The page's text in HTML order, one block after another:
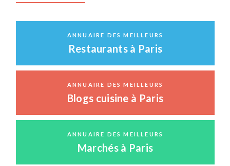
ANNUAIRE DES MEILLEURS
Restaurants à Paris
ANNUAIRE DES MEILLEURS
Blogs cuisine à Paris
ANNUAIRE DES MEILLEURS
Marchés à Paris